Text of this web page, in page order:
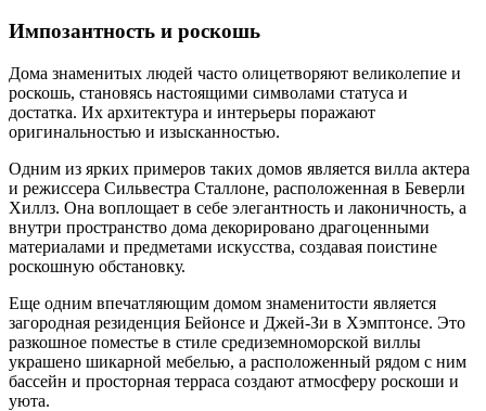
Импозантность и роскошь
Дома знаменитых людей часто олицетворяют великолепие и
роскошь, становясь настоящими символами статуса и
достатка. Их архитектура и интерьеры поражают
оригинальностью и изысканностью.
Одним из ярких примеров таких домов является вилла актера
и режиссера Сильвестра Сталлоне, расположенная в Беверли
Хиллз. Она воплощает в себе элегантность и лаконичность, а
внутри пространство дома декорировано драгоценными
материалами и предметами искусства, создавая поистине
роскошную обстановку.
Еще одним впечатляющим домом знаменитости является
загородная резиденция Бейонсе и Джей-Зи в Хэмптонсе. Это
разкошное поместье в стиле средиземноморской виллы
украшено шикарной мебелью, а расположенный рядом с ним
бассейн и просторная терраса создают атмосферу роскоши и
уюта.